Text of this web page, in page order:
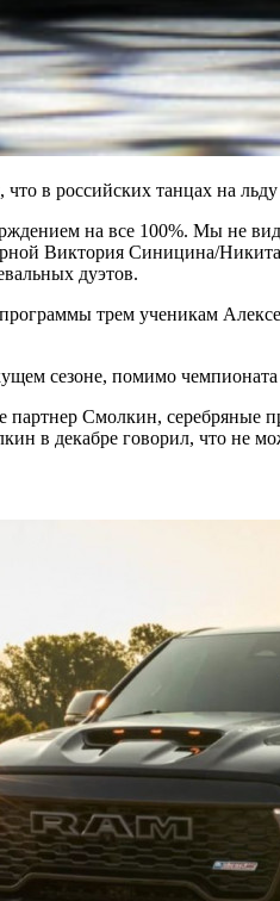
в российских танцах на
на все 100%. Мы не
Виктория Синицина/
дуэтов.
трем ученикам
сезоне, помимо
партнер Смолкин,
в декабре говорил, что не